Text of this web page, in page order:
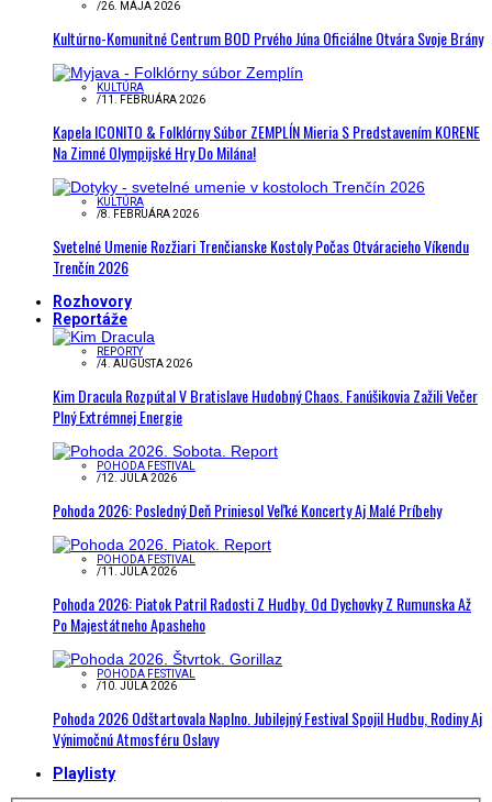
/26. MÁJA 2026
Kultúrno-Komunitné Centrum BOD Prvého Júna Oficiálne Otvára Svoje Brány
KULTÚRA
/11. FEBRUÁRA 2026
Kapela ICONITO & Folklórny Súbor ZEMPLÍN Mieria S Predstavením KORENE
Na Zimné Olympijské Hry Do Milána!
KULTÚRA
/8. FEBRUÁRA 2026
Svetelné Umenie Rozžiari Trenčianske Kostoly Počas Otváracieho Víkendu
Trenčín 2026
Rozhovory
Reportáže
REPORTY
/4. AUGUSTA 2026
Kim Dracula Rozpútal V Bratislave Hudobný Chaos. Fanúšikovia Zažili Večer
Plný Extrémnej Energie
POHODA FESTIVAL
/12. JÚLA 2026
Pohoda 2026: Posledný Deň Priniesol Veľké Koncerty Aj Malé Príbehy
POHODA FESTIVAL
/11. JÚLA 2026
Pohoda 2026: Piatok Patril Radosti Z Hudby. Od Dychovky Z Rumunska Až
Po Majestátneho Apasheho
POHODA FESTIVAL
/10. JÚLA 2026
Pohoda 2026 Odštartovala Naplno. Jubilejný Festival Spojil Hudbu, Rodiny Aj
Výnimočnú Atmosféru Oslavy
Playlisty